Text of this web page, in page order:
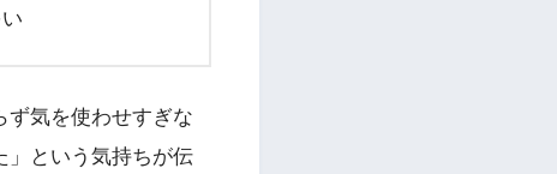
ず気を使わせすぎな
」という気持ちが伝